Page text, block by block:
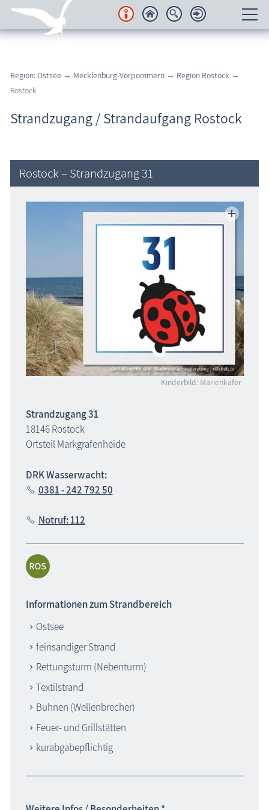
Regionales
Urlaubsorte
Freizeit
Wissenswertes
Veranstaltungen
Region: Ostsee → Mecklenburg-Vorpommern → Region Rostock →
Rostock
Strandzugang / Strandaufgang Rostock
Rostock – Strandzugang 31
Kinderbild: Marienkäfer
Strandzugang 31
18146 Rostock
Ortsteil Markgrafenheide
DRK Wasserwacht:
0381 - 242 792 50
Notruf: 112
Informationen zum Strandbereich
Ostsee
feinsandiger Strand
Rettungsturm (Nebenturm)
Textilstrand
Buhnen (Wellenbrecher)
Feuer- und Grillstätten
kurabgabepflichtig